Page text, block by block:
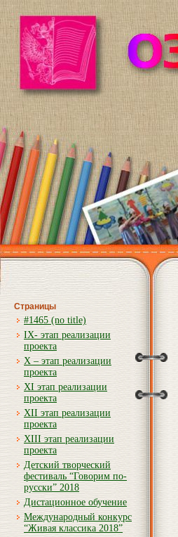
Страницы
#1465 (no title)
IX- этап реализации
проекта
X – этап реализации
проекта
XI этап реализации
проекта
XII этап реализации
проекта
XIII этап реализации
проекта
Детский творческий
фестиваль “Говорим по-
русски” 2018
Дистационное обучение
Международный конкурс
“Живая классика 2018”